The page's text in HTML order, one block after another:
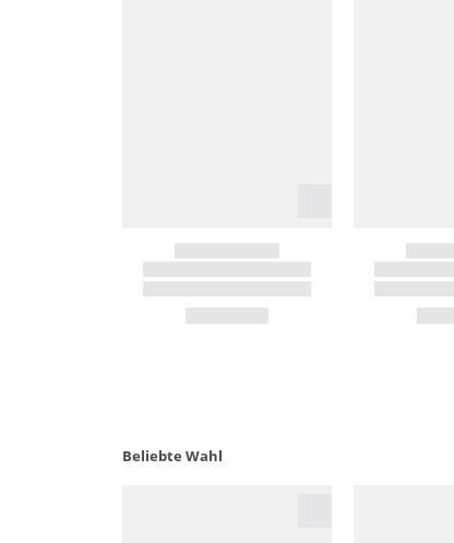
Beliebte Wahl